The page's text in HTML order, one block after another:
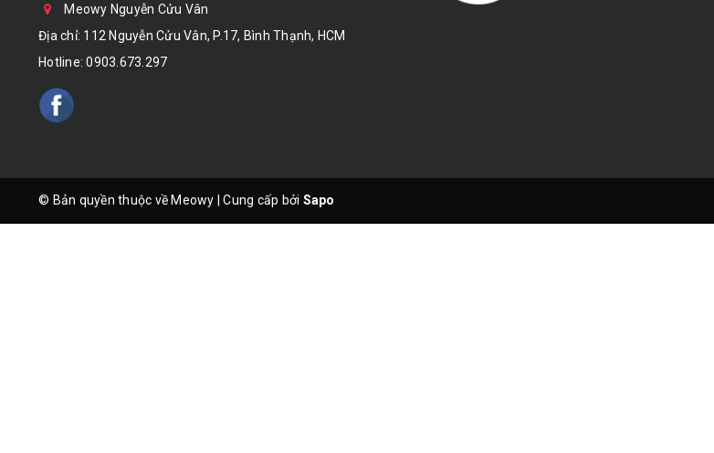
Meowy Nguyễn Cửu Vân
Địa chỉ: 112 Nguyễn Cửu Vân, P.17, Bình Thạnh, HCM
Hotline:0903.673.297
© Bản quyền thuộc về Meowy Cung cấp bởi Sapo